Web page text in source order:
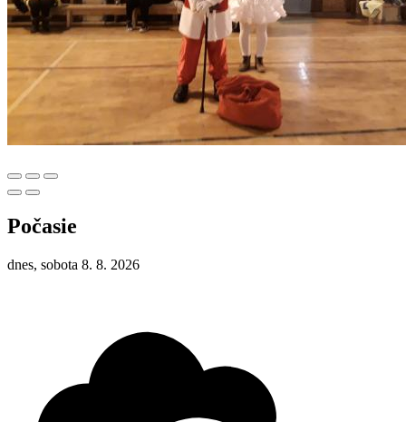
Počasie
dnes, sobota 8. 8. 2026